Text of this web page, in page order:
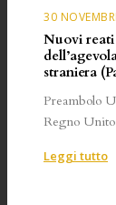
30
Nuovi reati
straniera
Preambolo
Regno
Leggi tutto: